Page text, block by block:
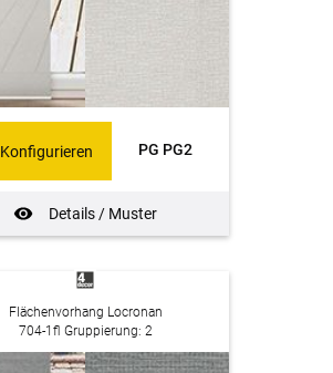
PG PG2
Details / Muster
Konfigurieren
Flächenvorhang Locronan
704-1fl Gruppierung: 2